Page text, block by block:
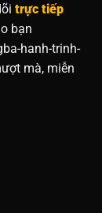
trực tiếp
bạn
hanh-trinh-
mà, miễn